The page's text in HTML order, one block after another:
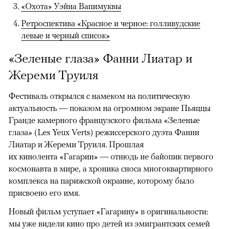
«Охота» Уэйна Вапимуквы
Ретроспектива «Красное и черное: голливудские
левые и черный список»
«Зеленые глаза» Фанни Лиатар и
Жереми Труиля
Фестиваль открылся с намеком на политическую
актуальность — показом на огромном экране Пьяццы
Гранде камерного французского фильма «Зеленые
глаза» (Les Yeux Verts) режиссерского дуэта Фанни
Лиатар и Жереми Труиля. Прошлая
их кинолента «Гагарин» — отнюдь не байопик первого
космонавта в мире, а хроника сноса многоквартирного
комплекса на парижской окраине, которому было
присвоено его имя.
Новый фильм уступает «Гагарину» в оригинальности:
мы уже видели кино про детей из эмигрантских семей